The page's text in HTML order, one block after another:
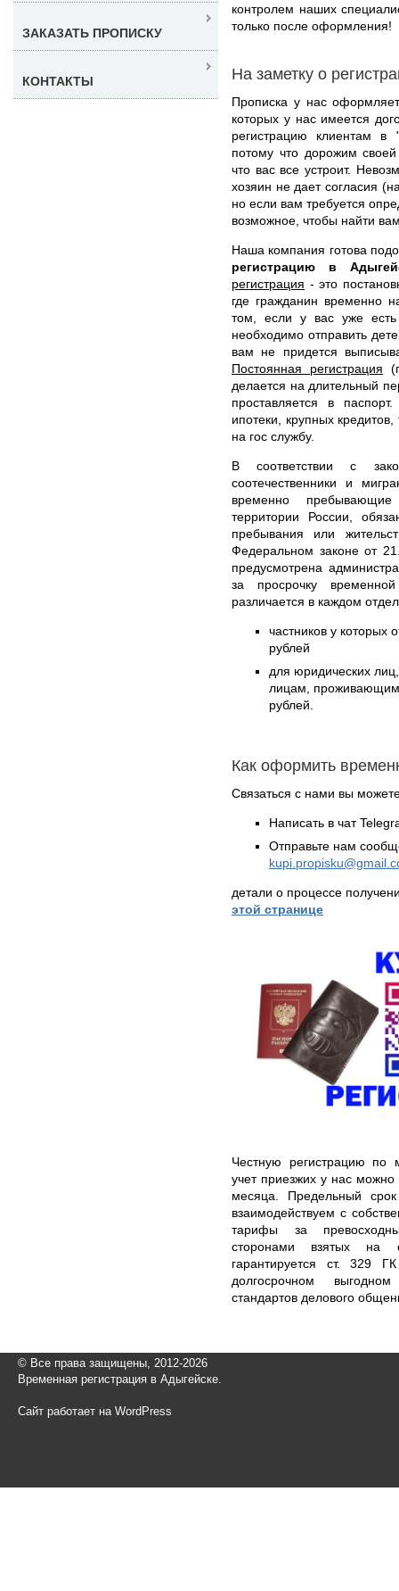
контролем наших
только после оформления!
На заметку о
Прописка у нас
которых у нас имеется
регистрацию клиентам в
потому что дорожим
что вас все устроит.
хозяин не дает согласия
но если вам требуется
возможное, чтобы найти
Наша компания готова
регистрацию в
регистрация - это
где гражданин временно
том, если у вас уже
необходимо отправить
вам не придется
Постоянная регистрация
делается на длительный
проставляется в
ипотеки, крупных
на гос службу.
В соответствии с
соотечественники и
временно
территории России,
пребывания или
Федеральном законе от
предусмотрена
за просрочку
различается в каждом
частников у которых
рублей
для юридических
лицам, проживающим
рублей.
Как оформить
Связаться с нами вы
Написать в чат
Отправьте нам
детали о процессе
этой странице
Честную регистрацию по
учет приезжих у нас можно
месяца. Предельный
взаимодействуем с
тарифы за
сторонами взятых на
гарантируется ст. 329
долгосрочном
стандартов делового
ЗАКАЗАТЬ ПРОПИСКУ
КОНТАКТЫ
© Все права защищены, 2012-2026
Временная регистрация в Адыгейске.
Сайт работает на WordPress